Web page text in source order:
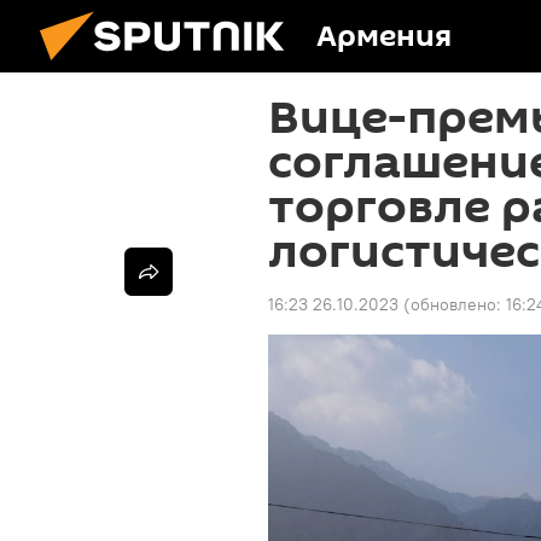
Армения
Вице-
торговле
16:23 26.10.2023 (обновлено: